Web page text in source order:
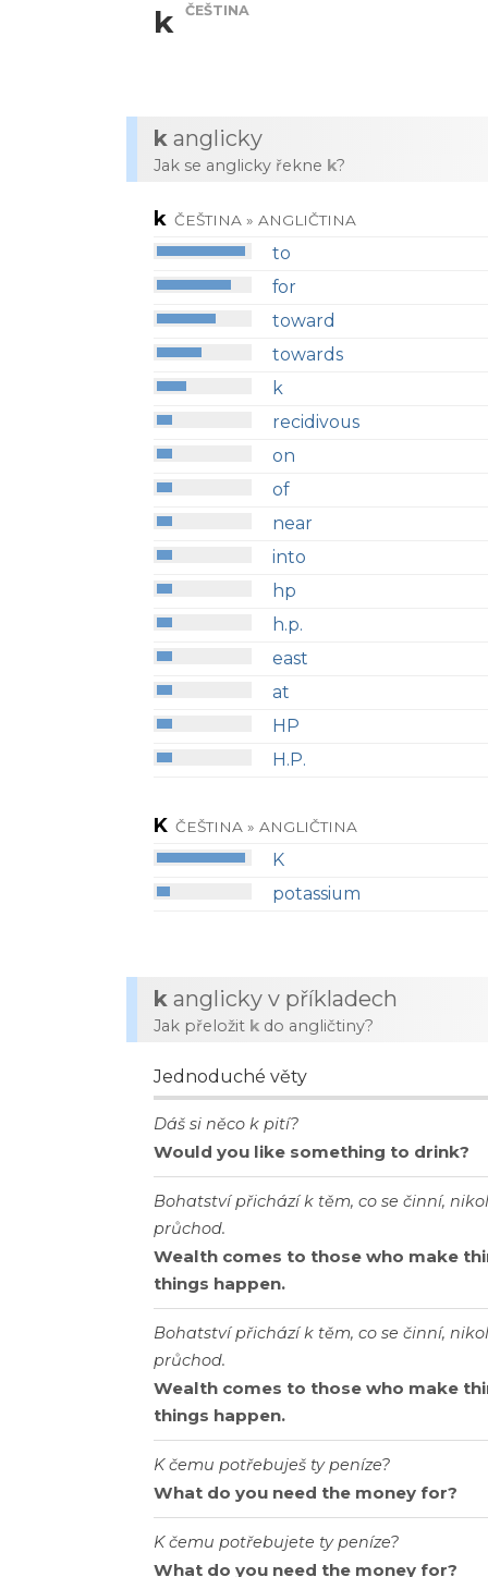
k ČEŠTINA
k anglicky
Jak se anglicky řekne k?
k ČEŠTINA » ANGLIČTINA
to
for
toward
towards
k
recidivous
on
of
near
into
hp
h.p.
east
at
HP
H.P.
K ČEŠTINA » ANGLIČTINA
K
potassium
k anglicky v příkladech
Jak přeložit k do angličtiny?
Jednoduché věty
Dáš si něco k pití?
Would you like something to drink?
Bohatství přichází k těm, co se činní,
průchod.
Wealth comes to those who make
things happen.
Bohatství přichází k těm, co se činní,
průchod.
Wealth comes to those who make
things happen.
K čemu potřebuješ ty peníze?
What do you need the money for?
K čemu potřebujete ty peníze?
What do you need the money for?